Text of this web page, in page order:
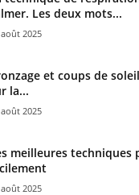
Les deux mots...
août 2025
et coups de
la...
août 2025
meilleures
août 2025